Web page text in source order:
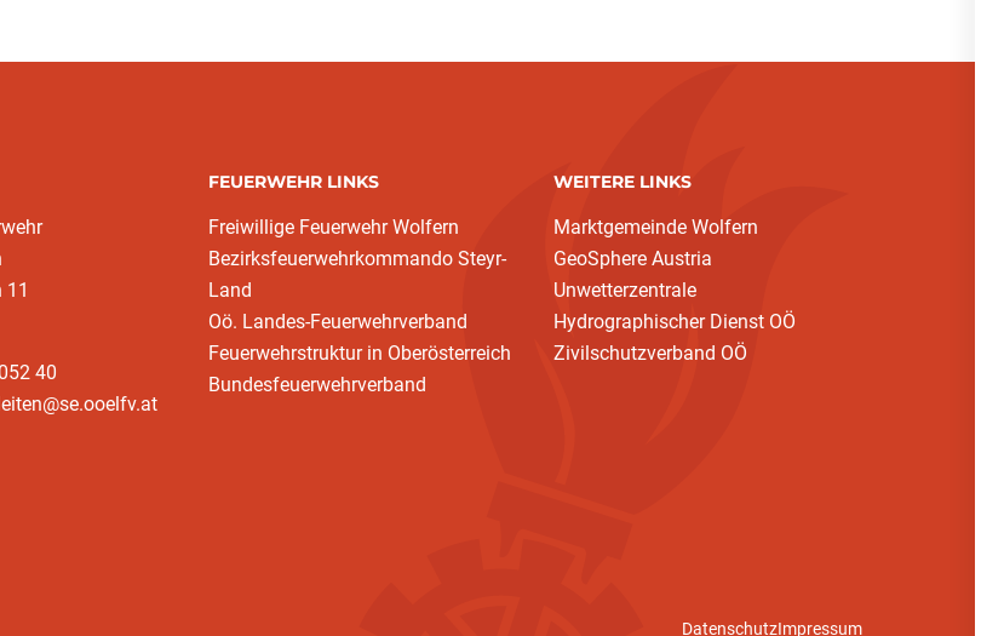
11
40
FEUERWEHR LINKS
Freiwillige Feuerwehr Wolfern
Bezirksfeuerwehrkommando Steyr-
Land
Oö. Landes-Feuerwehrverband
Feuerwehrstruktur in Oberösterreich
Bundesfeuerwehrverband
WEITERE LINKS
Marktgemeinde Wolfern
GeoSphere Austria
Unwetterzentrale
Hydrographischer Dienst OÖ
Zivilschutzverband OÖ
DatenschutzImpressum